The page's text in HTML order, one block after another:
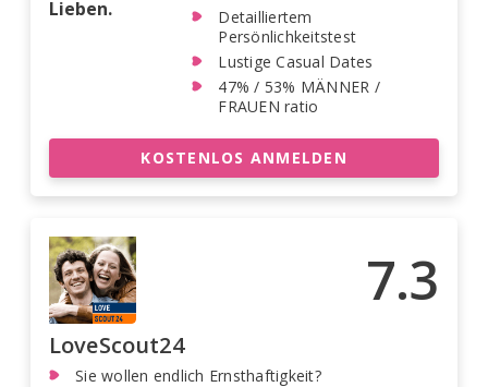
Lieben.
Detailliertem
Persönlichkeitstest
Lustige Casual Dates
47% / 53% MÄNNER /
FRAUEN ratio
KOSTENLOS ANMELDEN
7.3
LoveScout24
Sie wollen endlich Ernsthaftigkeit?